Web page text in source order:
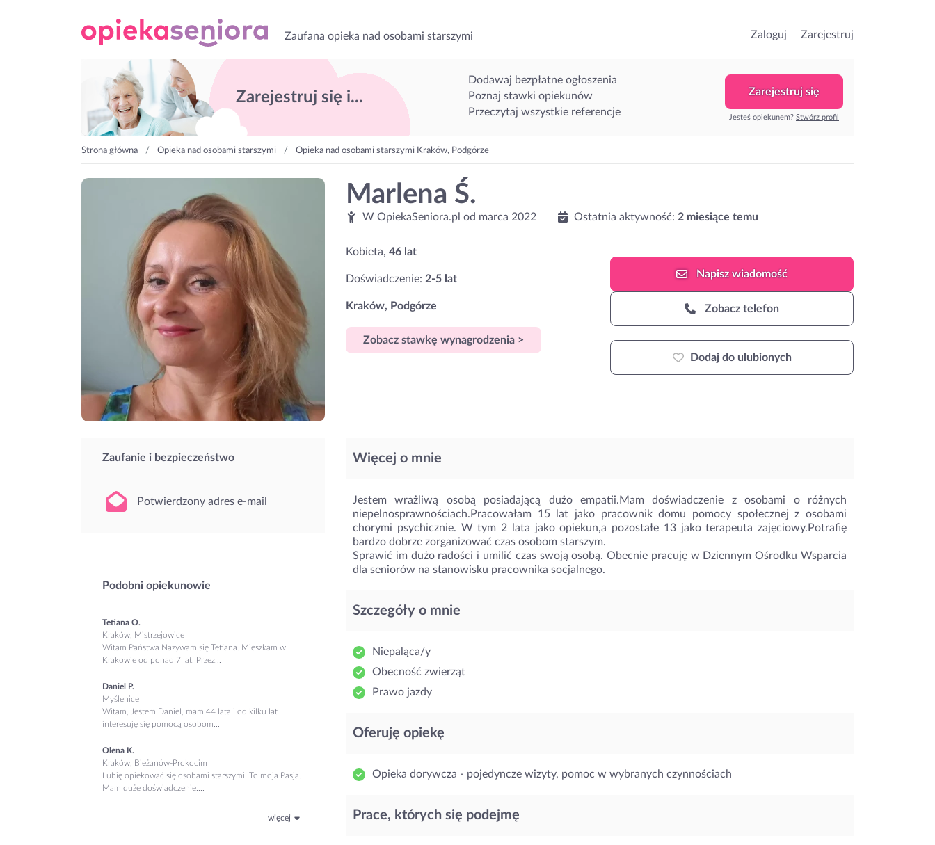
Zaufana opieka nad osobami starszymi Zaloguj Zarejestruj
Zarejestruj się i...
Dodawaj bezpłatne ogłoszenia
Poznaj stawki opiekunów
Przeczytaj wszystkie referencje
Zarejestruj się
Jesteś opiekunem? Stwórz profil
Strona główna Opieka nad osobami starszymi Opieka nad osobami starszymi Kraków, Podgórze
Marlena Ś.
W OpiekaSeniora.pl od marca 2022 Ostatnia aktywność: 2 miesiące temu
Kobieta, 46 lat
Doświadczenie: 2-5 lat
Kraków, Podgórze
Zobacz stawkę wynagrodzenia >
Napiszwiadomość
Zobacz telefon
Dodaj do ulubionych
Zaufanie i bezpieczeństwo
Potwierdzony adres e-mail
Podobni opiekunowie
Tetiana O.
Kraków, Mistrzejowice
Witam Państwa Nazywam się Tetiana. Mieszkam w
Krakowie od ponad 7 lat. Przez...
Daniel P.
Myślenice
Witam, Jestem Daniel, mam 44 lata i od kilku lat
interesuję się pomocą osobom...
Olena K.
Kraków, Bieżanów-Prokocim
Lubię opiekować się osobami starszymi. To moja Pasja.
Mam duże doświadczenie....
więcej
Więcej o mnie
Jestem wrażliwą osobą posiadającą dużo empatii.Mam doświadczenie z osobami o różnych
niepelnosprawnościach.Pracowałam 15 lat jako pracownik domu pomocy społecznej z osobami
chorymi psychicznie. W tym 2 lata jako opiekun,a pozostałe 13 jako terapeuta zajęciowy.Potrafię
bardzo dobrze zorganizować czas osobom starszym.
Sprawić im dużo radości i umilić czas swoją osobą. Obecnie pracuję w Dziennym Ośrodku Wsparcia
dla seniorów na stanowisku pracownika socjalnego.
Szczegóły o mnie
Niepaląca/y
Obecność zwierząt
Prawo jazdy
Oferuję opiekę
Opieka dorywcza - pojedyncze wizyty, pomoc w wybranych czynnościach
Prace, których się podejmę